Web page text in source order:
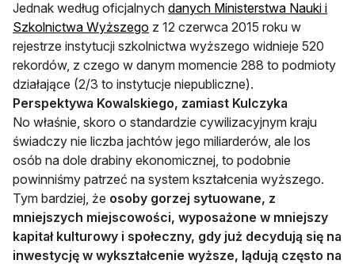
Jednak według oficjalnych danych Ministerstwa Nauki i
Szkolnictwa Wyższego z 12 czerwca 2015 roku w
rejestrze instytucji szkolnictwa wyższego widnieje 520
rekordów, z czego w danym momencie 288 to podmioty
działające (2/3 to instytucje niepubliczne).
Perspektywa Kowalskiego, zamiast Kulczyka
No właśnie, skoro o standardzie cywilizacyjnym kraju
świadczy nie liczba jachtów jego miliarderów, ale los
osób na dole drabiny ekonomicznej, to podobnie
powinniśmy patrzeć na system kształcenia wyższego.
Tym bardziej, że osoby gorzej sytuowane, z
mniejszych miejscowości, wyposażone w mniejszy
kapitał kulturowy i społeczny, gdy już decydują się na
inwestycję w wykształcenie wyższe, lądują często na